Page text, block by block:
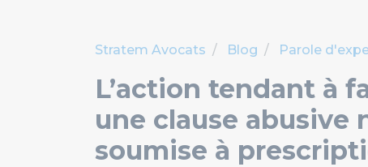
Stratem Avocats Blog Parole
L’action tendant à
une clause abusive
soumise à